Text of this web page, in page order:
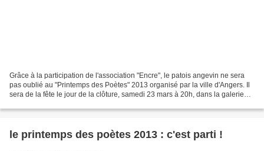
Grâce à la participation de l'association "Encre", le patois angevin ne sera
pas oublié au "Printemps des Poètes" 2013 organisé par la ville d'Angers. Il
sera de la fête le jour de la clôture, samedi 23 mars à 20h, dans la galerie
le printemps des poètes 2013 : c'est parti !